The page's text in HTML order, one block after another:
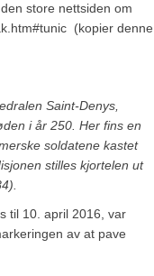
store nettsiden om
(kopier denne
Saint-Denys,
i år 250. Her fins en
soldatene kastet
stilles kjortelen ut
til 10. april 2016, var
av at pave